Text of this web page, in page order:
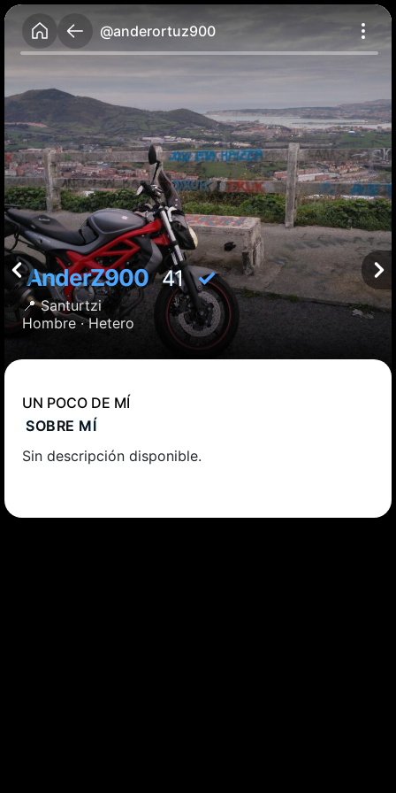
@anderortuz900
AnderZ90041✓
📍Santurtzi
Hombre ·Hetero
UN POCO DE MÍ
SOBRE MÍ
Sin descripción disponible.